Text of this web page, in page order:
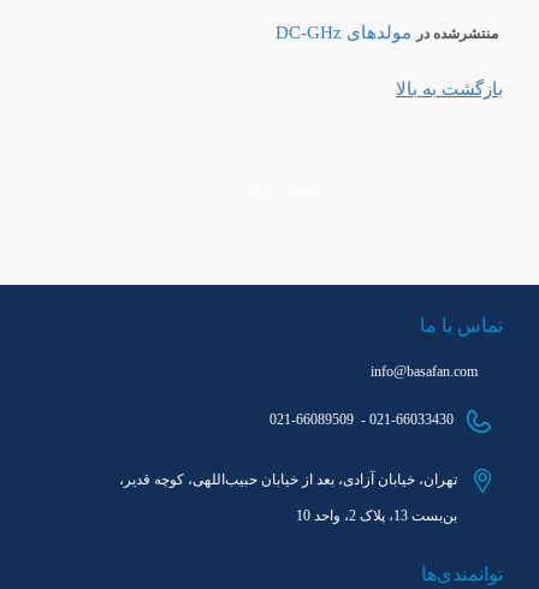
منتشرشده در مولدهای DC-GHz
بازگشت به بالا
تماس با ما
info@basafan.com
021-66089509 - 021-66033430
تهران، خیابان آزادی، بعد از خیابان حبیب‌اللهی، کوچه قدیر،
بن‌بست 13، پلاک 2، واحد 10
توانمندی‌ها